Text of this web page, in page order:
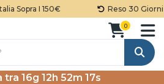
Sopra I 150€ Reso 30 Giorni
Cerca
0
tra 16g 12h 52m 17s